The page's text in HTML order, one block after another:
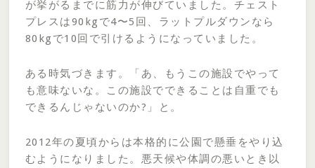
が挙がるまでに筋力が伸びていました。チェスト
プレスは90kgで4〜5回、ラットプルダウンなら
80kgで10回で引けるようになっていました。
ある時気づきます。「あ、もうこの施設でやって
も意味ないな。この施設でできることは自重でも
できるんじゃないのか?」と。
2012年の夏頃からは本格的に公園で懸垂をやり込
むようになりました。悪天候や体調の悪いとき以